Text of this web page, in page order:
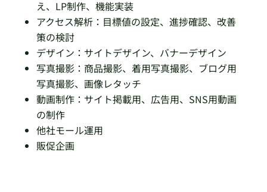
え、LP制作、機能実装
アクセス解析：目標値の設定、進捗確認、改善
策の検討
デザイン：サイトデザイン、バナーデザイン
写真撮影：商品撮影、着用写真撮影、ブログ用
写真撮影、画像レタッチ
動画制作：サイト掲載用、広告用、SNS用動画
の制作
他社モール運用
販促企画 ​